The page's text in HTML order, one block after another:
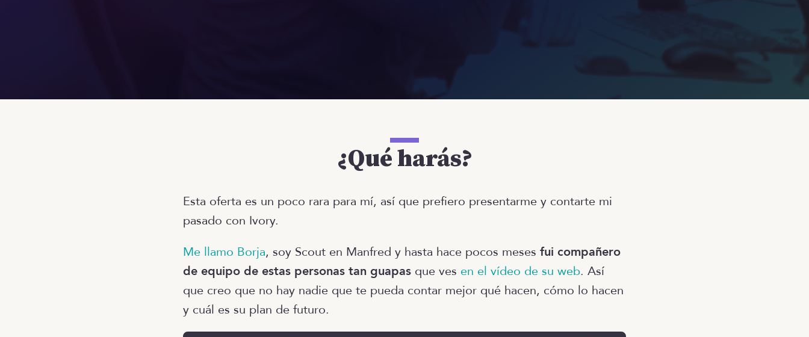
¿Qué harás?
Esta oferta es un poco rara para mí, así que prefiero presentarme y contarte mi
pasado con Ivory.
Me llamo Borja, soy Scout en Manfred y hasta hace pocos meses fui compañero
de equipo de estas personas tan guapas que ves en el vídeo de su web. Así
que creo que no hay nadie que te pueda contar mejor qué hacen, cómo lo hacen
y cuál es su plan de futuro.